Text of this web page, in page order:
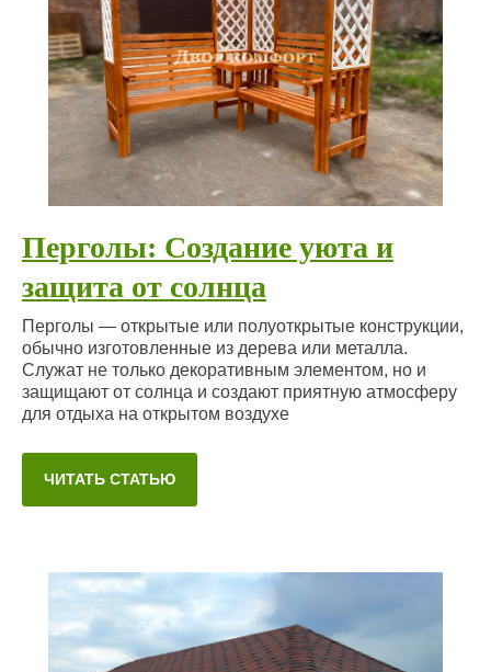
Перголы: Создание уюта и
защита от солнца
Перголы — открытые или полуоткрытые конструкции,
обычно изготовленные из дерева или металла.
Служат не только декоративным элементом, но и
защищают от солнца и создают приятную атмосферу
для отдыха на открытом воздухе
ЧИТАТЬ СТАТЬЮ